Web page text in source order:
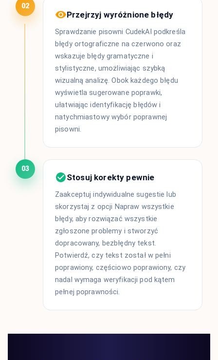
02
Przejrzyj wyróżnione błędy
Sprawdzanie pisowni CudekAI podkreśla
błędy ortograficzne na czerwono oraz
wskazuje błędy gramatyczne i
stylistyczne, umożliwiając szybką
wizualną analizę. Obok każdego błędu
wyświetla sugerowane poprawki,
ułatwiając identyfikację błędów i
natychmiastowy wybór poprawnej
pisowni.
03
Stosuj korekty pewnie
Zaakceptuj indywidualne sugestie lub
skorzystaj z opcji Napraw wszystkie
błędy, aby rozwiązać wszystkie
zgłoszone problemy i stworzyć
dopracowany, bezbłędny tekst.
Potwierdź, czy tekst został w pełni
poprawiony, częściowo poprawiony, czy
nadal wymaga weryfikacji pod kątem
pełnej poprawności.